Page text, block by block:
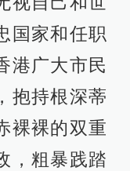
国家和任职
港广大市民
抱持根深蒂
裸裸的双重
，粗暴践踏